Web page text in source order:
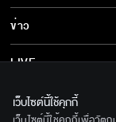
ซีรีส์นานาชาติ
การ์ตูน & เกม
รายการทั้งหมด
ข่าว
ข่าวทั้งหมด
ข่าวประชาสัมพันธ์
LIVE
เกี่ยวกับเรา
เว็บไซต์นี้ใช้คุกกี้